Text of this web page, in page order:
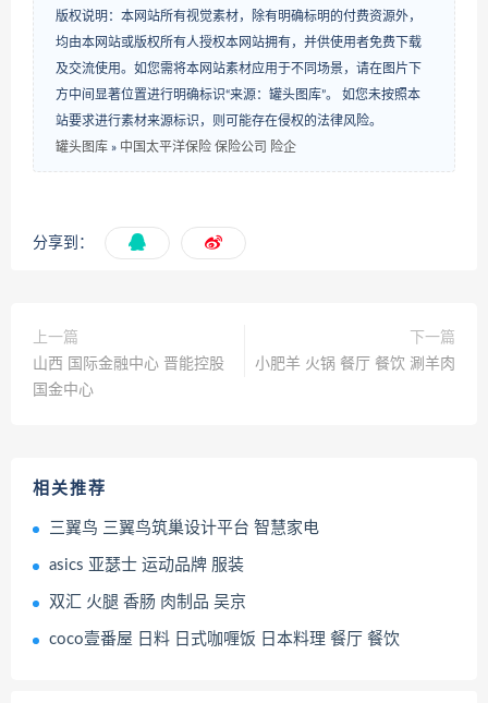
版权说明：本网站所有视觉素材，除有明确标明的付费资源外，
均由本网站或版权所有人授权本网站拥有，并供使用者免费下载
及交流使用。如您需将本网站素材应用于不同场景，请在图片下
方中间显著位置进行明确标识“来源：罐头图库”。 如您未按照本
站要求进行素材来源标识，则可能存在侵权的法律风险。
罐头图库 » 中国太平洋保险 保险公司 险企
分享到：
上一篇
山西 国际金融中心 晋能控股
国金中心
下一篇
小肥羊 火锅 餐厅 餐饮 涮羊肉
相关推荐
三翼鸟 三翼鸟筑巢设计平台 智慧家电
asics 亚瑟士 运动品牌 服装
双汇 火腿 香肠 肉制品 吴京
coco壹番屋 日料 日式咖喱饭 日本料理 餐厅 餐饮